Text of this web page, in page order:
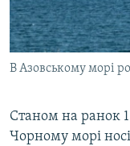
ВІДЕОУРОКИ
СВІДЧЕННЯ ОКУПАЦІЇ
УКРАЇНСЬКА
Русский
Qırımtatar
В Азовському морі
Станом на ранок
Чорному морі